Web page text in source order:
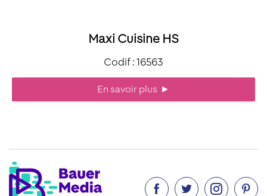
Maxi Cuisine HS
Codif : 16563
En savoir plus ►
   